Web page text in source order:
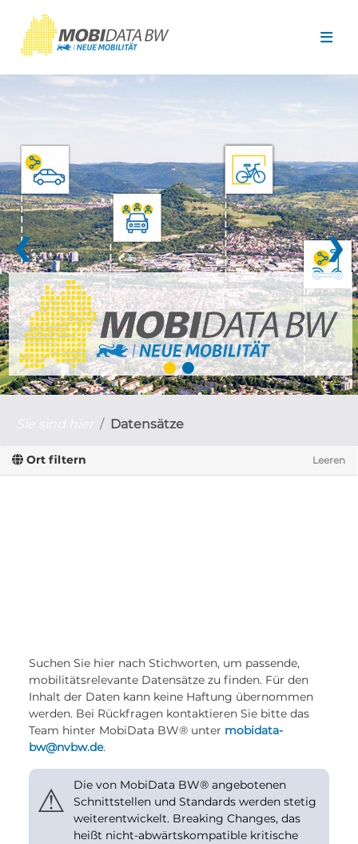
❮ ❯
Datensätze
Ort filtern Leeren
Suchen Sie hier nach Stichworten, um passende,
mobilitätsrelevante Datensätze zu finden. Für den
Inhalt der Daten kann keine Haftung übernommen
werden. Bei Rückfragen kontaktieren Sie bitte das
Team hinter MobiData BW® unter mobidata-
bw@nvbw.de.
⚠
Die von MobiData BW® angebotenen
Schnittstellen und Standards werden stetig
weiterentwickelt. Breaking Changes, das
heißt nicht-abwärtskompatible kritische